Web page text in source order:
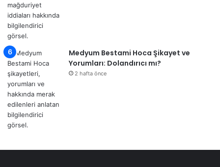
Medyum Bestami Hoca Şikayet ve
Yorumları: Dolandırıcı mı?
2 hafta önce